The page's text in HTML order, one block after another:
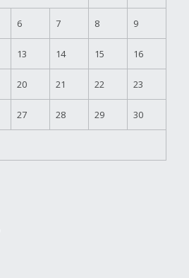
6 7 8 9
13 14 15 16
20 21 22 23
27 28 29 30